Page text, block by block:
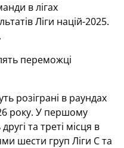
в лігах
Ліги націй-2025.
переможці
розіграні в раундах
року. У першому
та треті місця в
шести груп Ліги С та